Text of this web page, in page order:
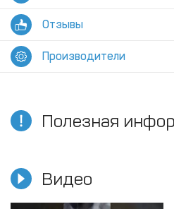
Отзывы
Производители
Видео
Полезная